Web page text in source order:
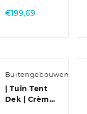
€199,69
Buitengebouwen
| Tuin Tent
Dek | Crème